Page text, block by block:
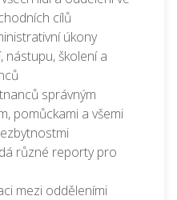
cílů
úkony
nástupu, školení a
správným
pomůckami a všemi
různé reporty pro
mezi odděleními